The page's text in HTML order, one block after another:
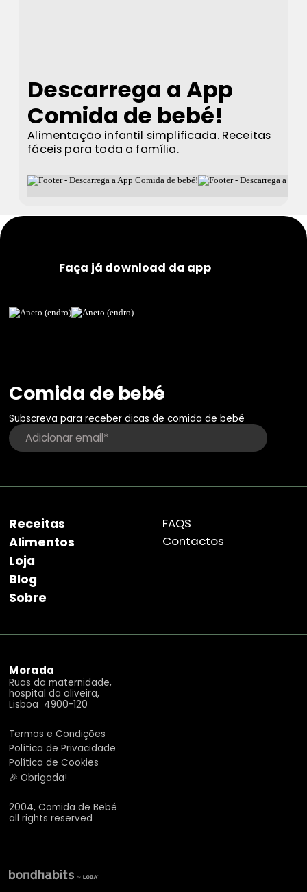
Descarrega a App
Comida de bebé!
Alimentação infantil simplificada. Receitas
fáceis para toda a família.
Comida de bebé
Subscreva para receber dicas de comida de bebé
Receitas
Alimentos
Loja
Blog
Sobre
FAQS
Contactos
Faça já download da app
Morada
Ruas da maternidade,
hospital da oliveira,
Lisboa 4900-120
Termos e Condições
Política de Privacidade
Política de Cookies
🎉 Obrigada!
2004, Comida de Bebé
all rights reserved